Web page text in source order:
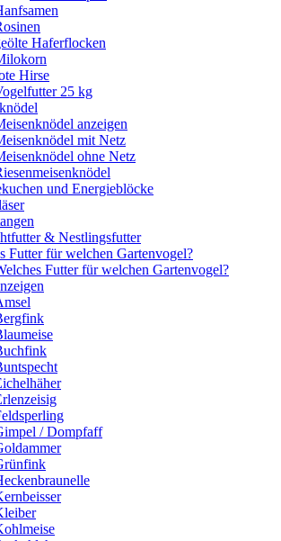
Haferflocken
Hirse
25 kg
anzeigen
mit Netz
ohne Netz
und Energieblöcke
& Nestlingsfutter
Futter für welchen Gartenvogel?
Futter für welchen Gartenvogel?
/ Dompfaff